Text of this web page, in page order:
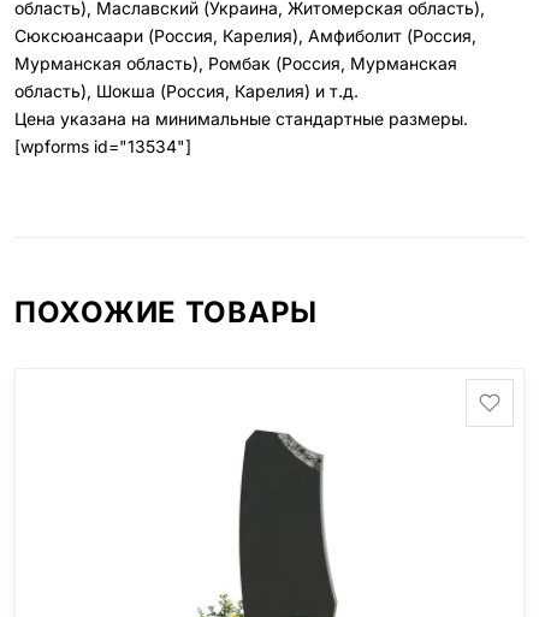
область), Маславский (Украина, Житомерская область),
Сюксюансаари (Россия, Карелия), Амфиболит (Россия,
Мурманская область), Ромбак (Россия, Мурманская
область), Шокша (Россия, Карелия) и т.д.
Цена указана на минимальные стандартные размеры.
[wpforms id="13534"]
ПОХОЖИЕ ТОВАРЫ